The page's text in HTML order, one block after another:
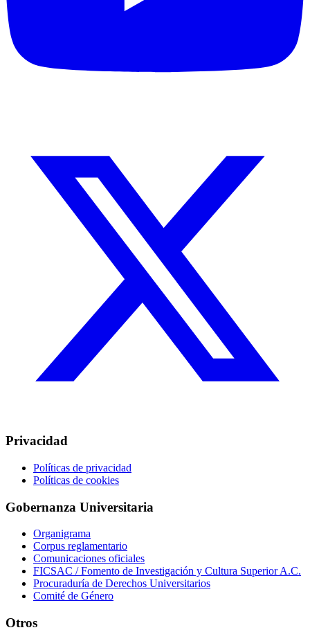
Privacidad
Políticas de privacidad
Políticas de cookies
Gobernanza Universitaria
Organigrama
Corpus reglamentario
Comunicaciones oficiales
FICSAC / Fomento de Investigación y Cultura Superior A.C.
Procuraduría de Derechos Universitarios
Comité de Género
Otros